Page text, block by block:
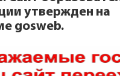
утвержден на
gosweb.